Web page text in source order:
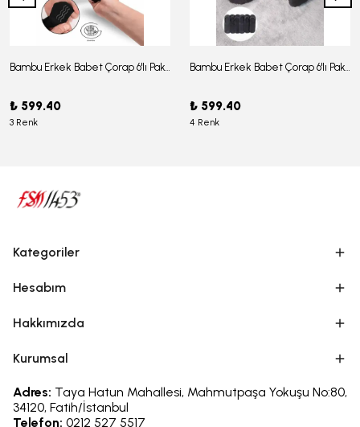
Bambu Erkek Babet Çorap 6'lı Paket - J-03
₺ 599.40
3 Renk
Bambu Erkek Babet Çorap 6'lı Paket -J-08
₺ 599.40
4 Renk
Kategoriler
Hesabım
Hakkımızda
Kurumsal
Adres: Taya Hatun Mahallesi, Mahmutpaşa Yokuşu No:80,
34120, Fatih/İstanbul
Telefon: 0212 527 5517